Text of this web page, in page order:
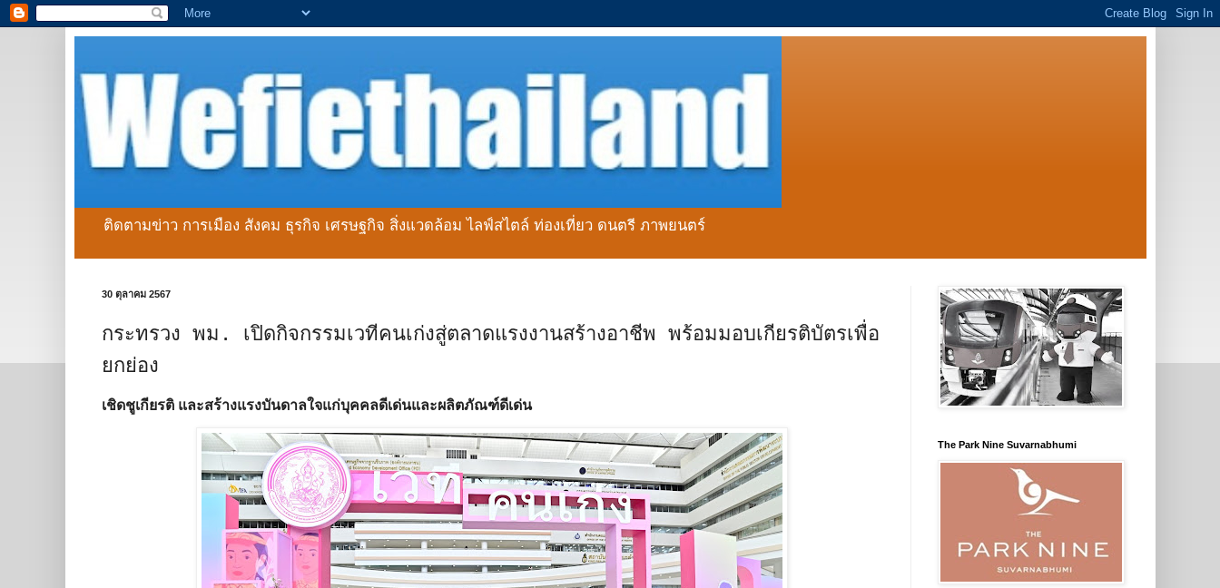
ติดตามข่าว การเมือง สังคม ธุรกิจ เศรษฐกิจ สิ่งแวดล้อม ไลฟ์สไตล์ ท่องเที่ยว ดนตรี ภาพยนตร์
30 ตุลาคม 2567
กระทรวง พม. เปิดกิจกรรมเวทีคนเก่งสู่ตลาดแรงงานสร้างอาชีพ พร้อมมอบเกียรติบัตรเพื่อ
ยกย่อง
เชิดชูเกียรติ และสร้างแรงบันดาลใจแก่บุคคลดีเด่นและผลิตภัณฑ์ดีเด่น
The Park Nine Suvarnabhumi